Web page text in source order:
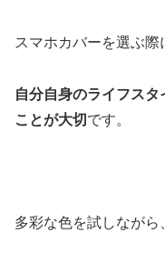
スマホカバーを選ぶ際
自分自身のライフス
ことが大切 です。
多彩な色を試しながら